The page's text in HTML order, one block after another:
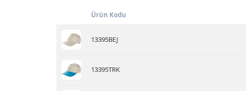
Ürün Kodu
13395BEJ
13395TRK